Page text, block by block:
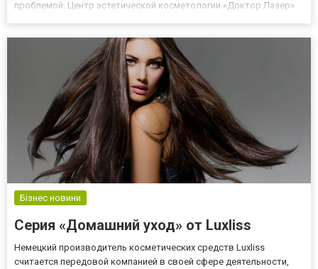
проблемой. Центр эстетической косметологии «Доктор Лазер»
Бізнес новини
Серия «Домашний уход» от Luxliss
Немецкий производитель косметических средств Luxliss
считается передовой компанией в своей сфере деятельности,